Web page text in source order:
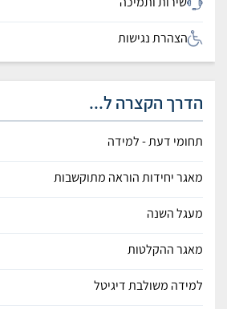
הצהרת נגישות
הדרך הקצרה ל...
תחומי דעת - למידה
מאגר יחידות הוראה מתוקשבות
מעגל השנה
מאגר ההקלטות
למידה משולבת דיגיטל